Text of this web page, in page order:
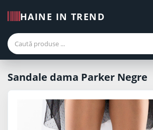
HAINE IN TREND
Sandale dama Parker Negre